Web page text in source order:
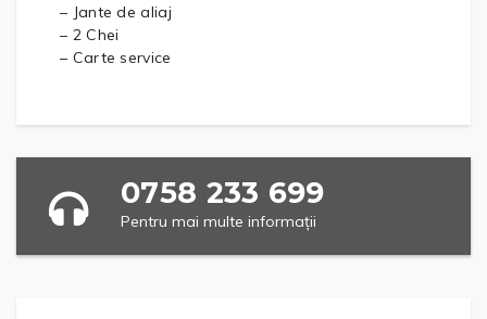
– Jante de aliaj
– 2 Chei
– Carte service
0758 233 699
Pentru mai multe informații